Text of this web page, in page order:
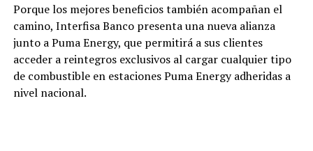
Porque los mejores beneficios también acompañan el
camino, Interfisa Banco presenta una nueva alianza
junto a Puma Energy, que permitirá a sus clientes
acceder a reintegros exclusivos al cargar cualquier tipo
de combustible en estaciones Puma Energy adheridas a
nivel nacional.